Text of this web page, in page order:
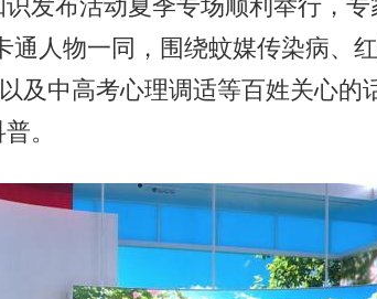
识发布活动夏季专场顺利举行，
通人物一同，围绕蚊媒传染病、
及中高考心理调适等百姓关心的
。